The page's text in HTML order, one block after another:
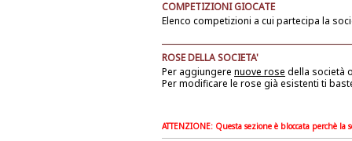
COMPETIZIONI GIOCATE
Elenco competizioni a cui partecipa la
ROSE DELLA SOCIETA'
Per aggiungere nuove rose della società
Per modificare le rose già esistenti ti
ATTENZIONE: Questa sezione è bloccata perchè